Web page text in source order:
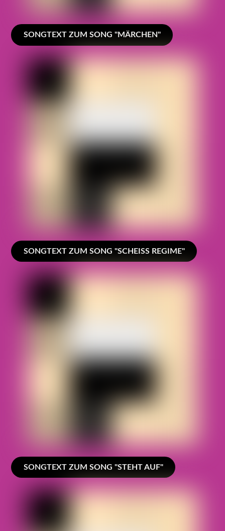
SONGTEXT ZUM SONG "MÄRCHEN"
SONGTEXT ZUM SONG "SCHEISS REGIME"
SONGTEXT ZUM SONG "STEHT AUF"